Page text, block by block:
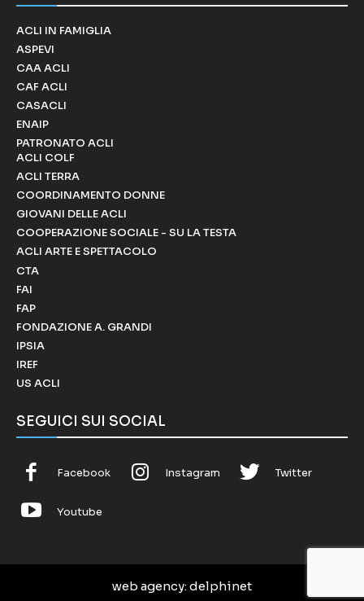
ACLI IN FAMIGLIA
ASPEVI
CAA ACLI
CAF ACLI
CASACLI
ENAIP
PATRONATO ACLI
ACLI COLF
ACLI TERRA
COORDINAMENTO DONNE
GIOVANI DELLE ACLI
COOPERAZIONE SOCIALE - SU LA TESTA
ACLI ARTE E SPETTACOLO
CTA
FAI
FAP
FONDAZIONE A. GRANDI
IPSIA
IREF
US ACLI
SEGUICI SUI SOCIAL
Facebook Instagram Twitter
Youtube
web agency: delphinet